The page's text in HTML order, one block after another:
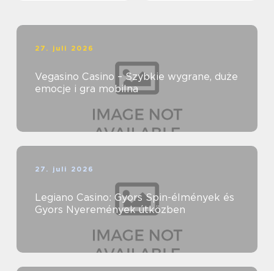
27. juli 2026
Vegasino Casino – Szybkie wygrane, duże
emocje i gra mobilna
27. juli 2026
Legiano Casino: Gyors Spin-élmények és
Gyors Nyeremények útközben